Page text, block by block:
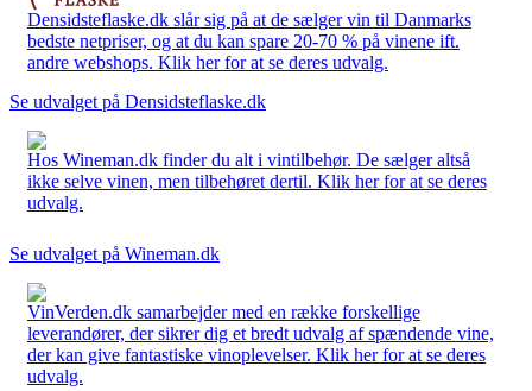
Densidsteflaske.dk slår sig på at de sælger vin til Danmarks
bedste netpriser, og at du kan spare 20-70 % på vinene ift.
andre webshops. Klik her for at se deres udvalg.
Se udvalget på Densidsteflaske.dk
Hos Wineman.dk finder du alt i vintilbehør. De sælger altså
ikke selve vinen, men tilbehøret dertil. Klik her for at se deres
udvalg.
Se udvalget på Wineman.dk
VinVerden.dk samarbejder med en række forskellige
leverandører, der sikrer dig et bredt udvalg af spændende vine,
der kan give fantastiske vinoplevelser. Klik her for at se deres
udvalg.